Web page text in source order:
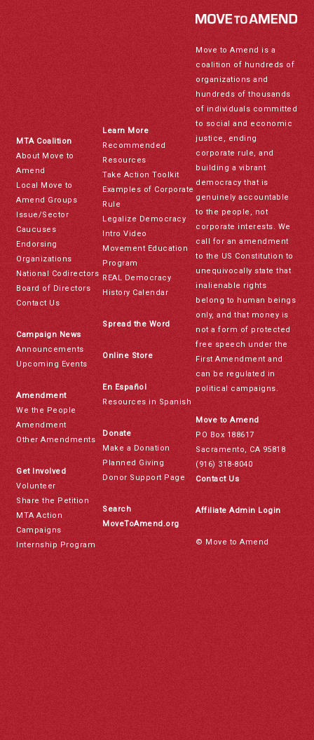
MTA Coalition
About Move to
Amend
Local Move to
Amend Groups
Issue/Sector
Caucuses
Endorsing
Organizations
National Codirectors
Board of Directors
Contact Us
Campaign News
Announcements
Upcoming Events
Amendment
We the People
Amendment
Other Amendments
Get Involved
Volunteer
Share the Petition
MTA Action
Campaigns
Internship Program
Learn More
Recommended
Resources
Take Action Toolkit
Examples of Corporate
Rule
Legalize Democracy
Intro Video
Movement Education
Program
REAL Democracy
History Calendar
Spread the Word
Online Store
En Español
Resources in Spanish
Donate
Make a Donation
Planned Giving
Donor Support Page
Search
MoveToAmend.org
Move to Amend is a
coalition of hundreds of
organizations and
hundreds of thousands
of individuals committed
to social and economic
justice, ending
corporate rule, and
building a vibrant
democracy that is
genuinely accountable
to the people, not
corporate interests. We
call for an amendment
to the US Constitution to
unequivocally state that
inalienable rights
belong to human beings
only, and that money is
not a form of protected
free speech under the
First Amendment and
can be regulated in
political campaigns.
Move to Amend
PO Box 188617
Sacramento, CA 95818
(916) 318-8040
Contact Us
Affiliate Admin Login
© Move to Amend